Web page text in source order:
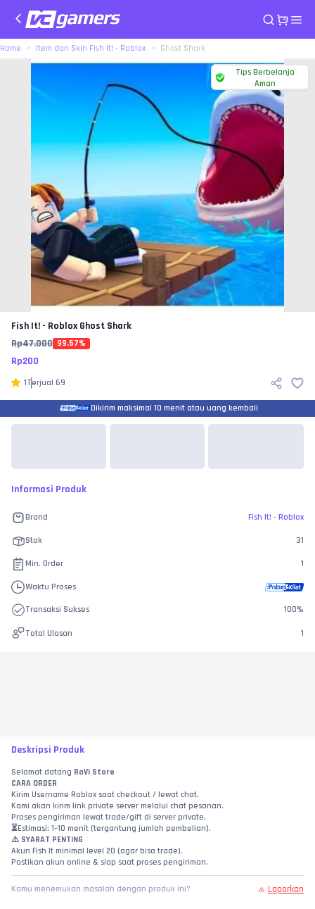
Home Item dan Skin Fish It! - Roblox Ghost Shark
Tips Berbelanja
Aman
Fish It! - Roblox Ghost Shark
Rp47.000 99.57%
Rp200
1Terjual 69
Dikirim maksimal 10 menit atau uang kembali
Informasi Produk
Brand Fish It! - Roblox
Stok 31
Min. Order 1
Waktu Proses
Transaksi Sukses 100%
Total Ulasan 1
Deskripsi Produk
Selamat datang RaVi Store
CARA ORDER
Kirim Username Roblox saat checkout / lewat chat.
Kami akan kirim link private server melalui chat pesanan.
Proses pengiriman lewat trade/gift di server private.
⏳Estimasi: 1–10 menit (tergantung jumlah pembelian).
⚠️ SYARAT PENTING
Akun Fish It minimal level 20 (agar bisa trade).
Pastikan akun online & siap saat proses pengiriman.
Kamu menemukan masalah dengan produk ini? Laporkan